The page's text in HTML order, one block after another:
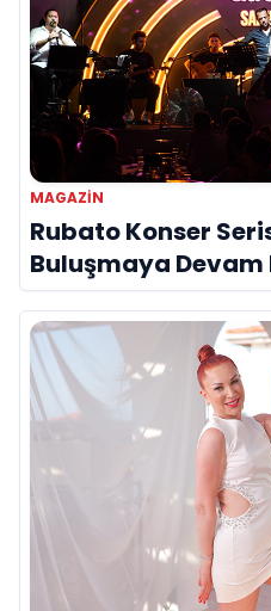
MAGAZIN
Rubato Konser
Buluşmaya Devam